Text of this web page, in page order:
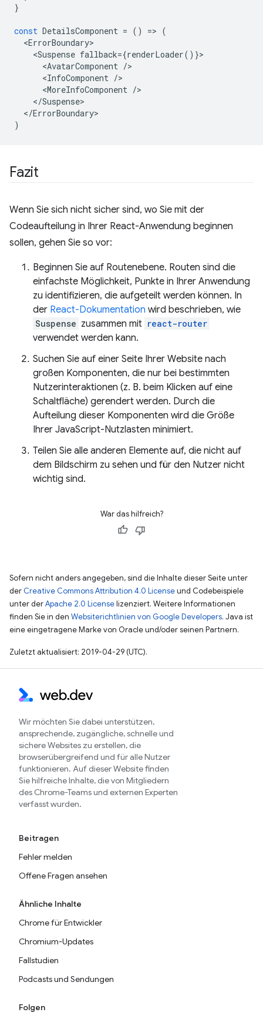
}
const DetailsComponent = () => (
<ErrorBoundary
<Suspense fallback={renderLoader()}
<AvatarComponent /
<InfoComponent /
<MoreInfoComponent /
</Suspense
</ErrorBoundary
)
Fazit
Wenn Sie sich nicht sicher sind, wo Sie mit der
Codeaufteilung in Ihrer React-Anwendung beginnen
sollen, gehen Sie so vor:
Beginnen Sie auf Routenebene. Routen sind die
einfachste Möglichkeit, Punkte in Ihrer Anwendung
zu identifizieren, die aufgeteilt werden können. In
der React-Dokumentation wird beschrieben, wie
Suspense zusammen mit react-router
verwendet werden kann.
Suchen Sie auf einer Seite Ihrer Website nach
großen Komponenten, die nur bei bestimmten
Nutzerinteraktionen (z. B. beim Klicken auf eine
Schaltfläche) gerendert werden. Durch die
Aufteilung dieser Komponenten wird die Größe
Ihrer JavaScript-Nutzlasten minimiert.
Teilen Sie alle anderen Elemente auf, die nicht auf
dem Bildschirm zu sehen und für den Nutzer nicht
wichtig sind.
War das hilfreich?
Sofern nicht anders angegeben, sind die Inhalte dieser Seite unter
der Creative Commons Attribution 4.0 Licenseund Codebeispiele
unter derApache 2.0 Licenselizenziert. Weitere Informationen
finden Sie in den Websiterichtlinien von Google Developers. Java ist
eine eingetragene Marke von Oracle und/oder seinen Partnern.
Zuletzt aktualisiert: 2019-04-29 (UTC).
Wir möchten Sie dabei unterstützen,
ansprechende, zugängliche, schnelle und
sichere Websites zu erstellen, die
browserübergreifend und für alle Nutzer
funktionieren. Auf dieser Website finden
Sie hilfreiche Inhalte, die von Mitgliedern
des Chrome-Teams und externen Experten
verfasst wurden.
Beitragen
Fehler melden
Offene Fragen ansehen
Ähnliche Inhalte
Chrome für Entwickler
Chromium-Updates
Fallstudien
Podcasts und Sendungen
Folgen